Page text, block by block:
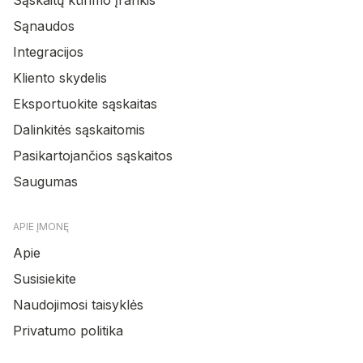
Sąnaudos
Integracijos
Kliento skydelis
Eksportuokite sąskaitas
Dalinkitės sąskaitomis
Pasikartojančios sąskaitos
Saugumas
APIE ĮMONĘ
Apie
Susisiekite
Naudojimosi taisyklės
Privatumo politika